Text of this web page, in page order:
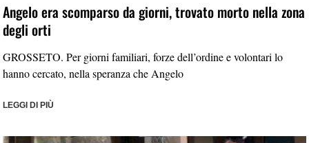
Angelo era scomparso da giorni, trovato morto nella zona
degli orti
GROSSETO. Per giorni familiari, forze dell’ordine e volontari lo
hanno cercato, nella speranza che Angelo
LEGGI DI PIÙ